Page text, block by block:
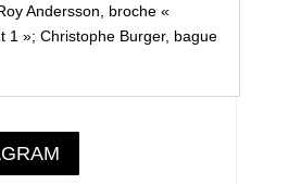
Andersson, broche «
1 »; Christophe Burger, bague